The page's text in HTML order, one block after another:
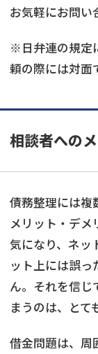
お気軽にお問い
※日弁連の規定
頼の際には対面
相談者への
債務整理には複
メリット・デメ
気になり、ネッ
ット上には誤
ん。それを信じ
まうのは、とて
借金問題は、周